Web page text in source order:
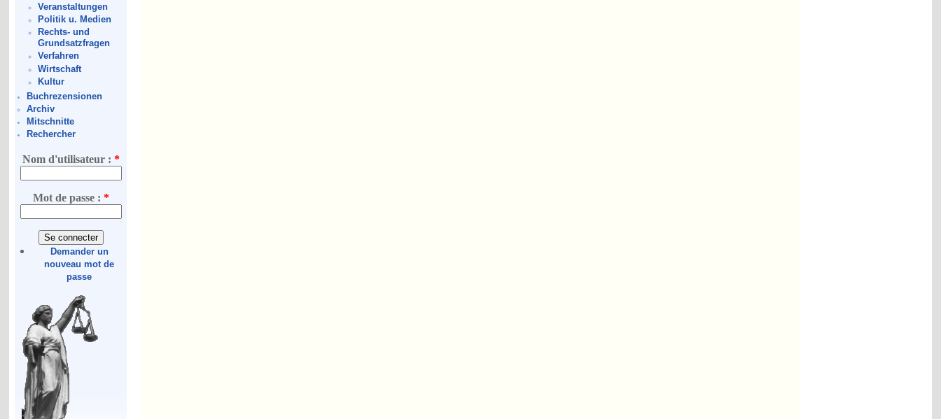
Veranstaltungen
Politik u. Medien
Rechts- und
Grundsatzfragen
Verfahren
Wirtschaft
Kultur
Buchrezensionen
Archiv
Mitschnitte
Rechercher
Nom d'utilisateur : *
Mot de passe : *
Demander un
nouveau mot de
passe